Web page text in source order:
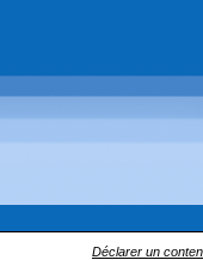
Déclarer un